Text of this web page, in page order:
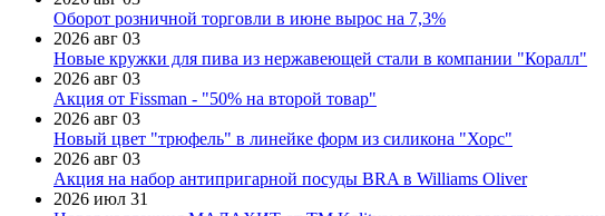
Оборот розничной торговли в июне вырос на 7,3%
2026 авг 03
Новые кружки для пива из нержавеющей стали в компании "Коралл"
2026 авг 03
Акция от Fissman - "50% на второй товар"
2026 авг 03
Новый цвет "трюфель" в линейке форм из силикона "Хорс"
2026 авг 03
Акция на набор антипригарной посуды BRA в Williams Oliver
2026 июл 31